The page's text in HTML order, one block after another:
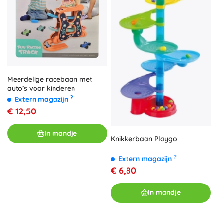
Meerdelige racebaan met
auto’s voor kinderen
Extern magazijn ?
€ 12,50
In mandje
Knikkerbaan Playgo
Extern magazijn ?
€ 6,80
In mandje